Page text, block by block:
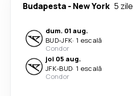
Budapesta- New York 5 zile
dum. 01 aug.
BUD-JFK· 1 escală
Condor
joi 05 aug.
JFK-BUD· 1 escală
Condor